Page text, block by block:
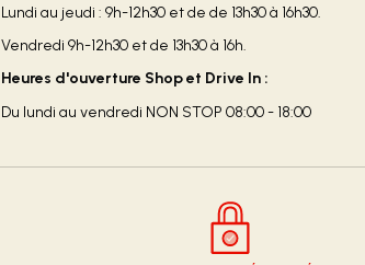
Lundi au jeudi : 9h-12h30 et de de 13h30 à 16h30.
Vendredi 9h-12h30 et de 13h30 à 16h.
Heures d'ouverture Shop et Drive In :
Du lundi au vendredi NON STOP 08:00 - 18:00